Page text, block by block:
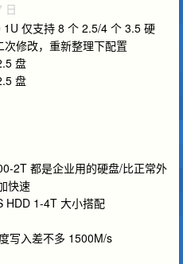
日
仅支持 8 个 2.5/4 个 3.5 硬
修改，重新整理下配置
盘
盘
2T 都是企业用的硬盘/比正常外
快速
HDD 1-4T 大小搭配
写入差不多 1500M/s